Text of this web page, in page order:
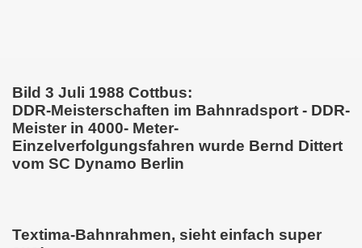
Bild 3 Juli 1988 Cottbus:
DDR-Meisterschaften im Bahnradsport - DDR-
Meister in 4000- Meter-
Einzelverfolgungsfahren wurde Bernd Dittert
vom SC Dynamo Berlin
Textima-Bahnrahmen, sieht einfach super